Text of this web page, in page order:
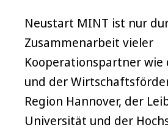
Neustart MINT ist nur
Zusammenarbeit vieler
Kooperationspartner wie
und der
Region Hannover, der
Universität und der